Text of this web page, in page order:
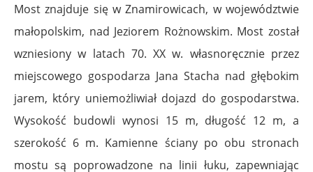
Most znajduje się w Znamirowicach, w województwie
małopolskim, nad Jeziorem Rożnowskim. Most został
wzniesiony w latach 70. XX w. własnoręcznie przez
miejscowego gospodarza Jana Stacha nad głębokim
jarem, który uniemożliwiał dojazd do gospodarstwa.
Wysokość budowli wynosi 15 m, długość 12 m, a
szerokość 6 m. Kamienne ściany po obu stronach
mostu są poprowadzone na linii łuku, zapewniając